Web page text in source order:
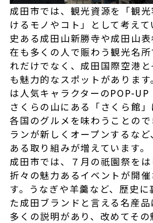
成田市では、観光資源を「観
けるモノやコト」として考えて
史ある成田山新勝寺や成田山
在も多くの人で賑わう観光名
れだけでなく、成田国際空港と
も魅力的なスポットがあります
は人気キャラクターのPOP-UP
さくらの山にある「さくら館
各国のグルメを味わうことので
ランが新しくオープンするなど
ある取り組みが増えています。
成田市では、７月の祇園祭を
折々の魅力あるイベントが開催
す。うなぎや羊羹など、歴史に
た成田ブランドと言える名産品
多くの説明があり、改めてその